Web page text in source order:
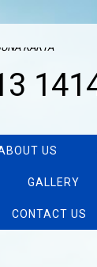
US
GALLERY
CONTACT US